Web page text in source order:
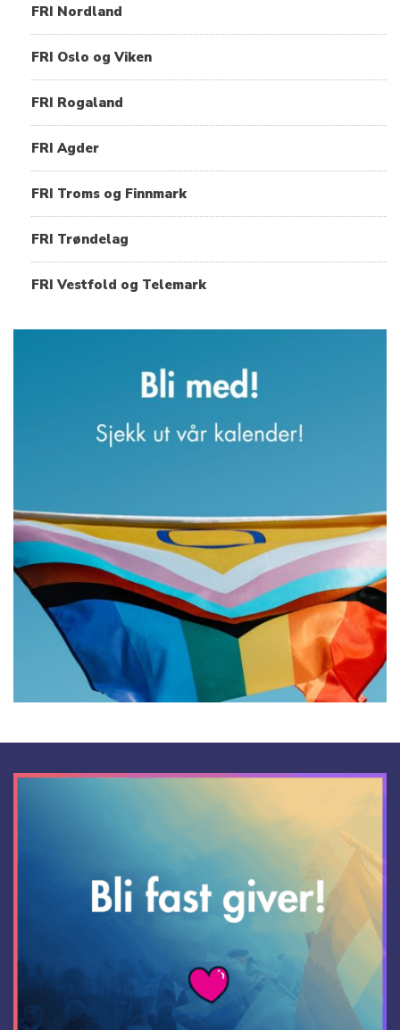
FRI Nordland
FRI Oslo og Viken
FRI Rogaland
FRI Agder
FRI Troms og Finnmark
FRI Trøndelag
FRI Vestfold og Telemark